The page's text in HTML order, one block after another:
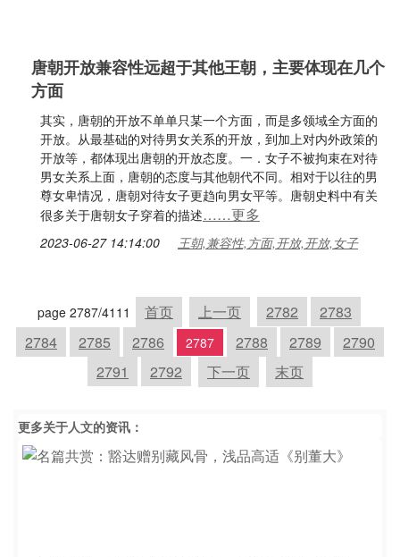
唐朝开放兼容性远超于其他王朝，主要体现在几个
方面
其实，唐朝的开放不单单只某一个方面，而是多领域全方面的
开放。从最基础的对待男女关系的开放，到加上对内外政策的
开放等，都体现出唐朝的开放态度。一．女子不被拘束在对待
男女关系上面，唐朝的态度与其他朝代不同。相对于以往的男
尊女卑情况，唐朝对待女子更趋向男女平等。唐朝史料中有关
很多关于唐朝女子穿着的描述……更多
2023-06-27 14:14:00 王朝,兼容性,方面,开放,开放,女子
page 2787/4111 首页 上一页 2782
2783
2784
2785 2786 2787 2788 2789
2790
2791
2792 下一页 末页
更多关于人文的资讯：